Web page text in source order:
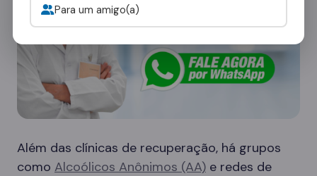
Além das clínicas de recuperação, há grupos
como Alcoólicos Anônimos (AA) e redes de
Para um amigo(a)